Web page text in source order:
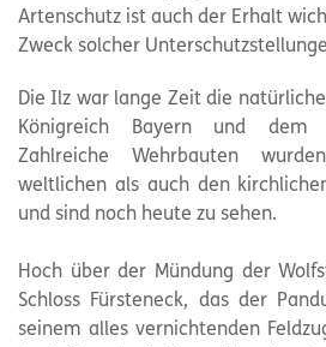
Artenschutz ist auch der Erhalt
Zweck solcher
Die Ilz war lange Zeit die
Königreich Bayern und dem
Zahlreiche Wehrbauten
weltlichen als auch den
und sind noch heute zu sehen.
Hoch über der Mündung der
Schloss Fürsteneck, das der
seinem alles vernichtenden